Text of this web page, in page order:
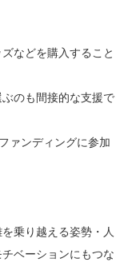
などを購入すること
のも間接的な支援で
ァンディングに参加
乗り越える姿勢・人
ベーションにもつな